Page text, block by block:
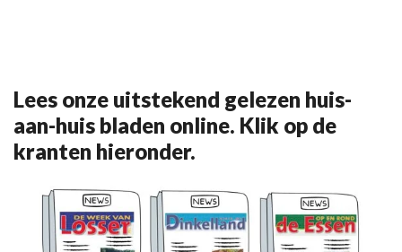
Lees onze uitstekend gelezen huis-
aan-huis bladen online. Klik op de
kranten hieronder.